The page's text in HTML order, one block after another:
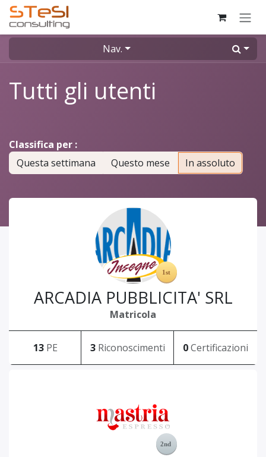
Passa al contenuto
Nav.
Tutti gli utenti
Classifica per :
Questa settimana
Questo mese In assoluto
ARCADIA PUBBLICITA' SRL
Matricola
13 PE 3 Riconoscimenti 0Certificazioni